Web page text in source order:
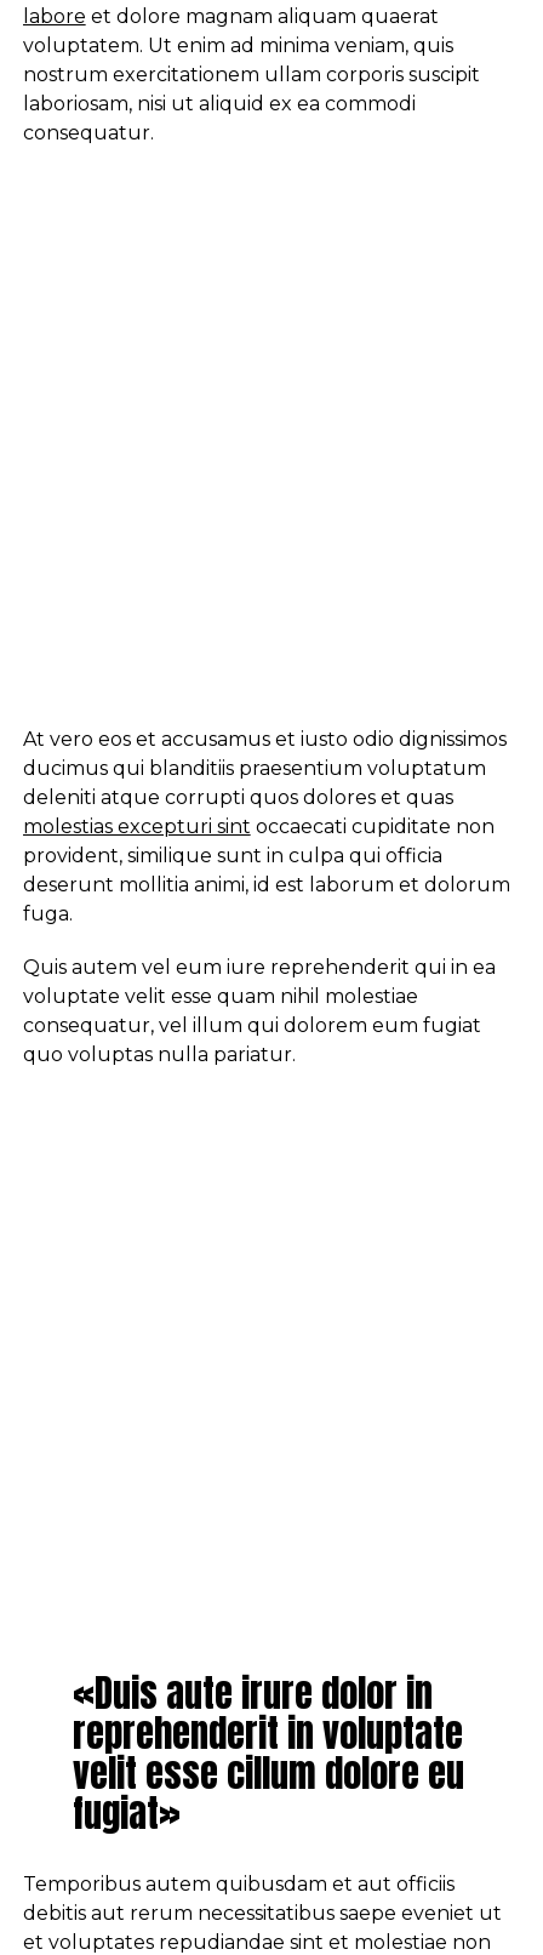
labore et dolore magnam aliquam quaerat
voluptatem. Ut enim ad minima veniam, quis
nostrum exercitationem ullam corporis suscipit
laboriosam, nisi ut aliquid ex ea commodi
consequatur.
At vero eos et accusamus et iusto odio dignissimos
ducimus qui blanditiis praesentium voluptatum
deleniti atque corrupti quos dolores et quas
molestias excepturi sint occaecati cupiditate non
provident, similique sunt in culpa qui officia
deserunt mollitia animi, id est laborum et dolorum
fuga.
Quis autem vel eum iure reprehenderit qui in ea
voluptate velit esse quam nihil molestiae
consequatur, vel illum qui dolorem eum fugiat
quo voluptas nulla pariatur.
«Duis aute irure dolor in
reprehenderit in voluptate
velit esse cillum dolore eu
fugiat»
Temporibus autem quibusdam et aut officiis
debitis aut rerum necessitatibus saepe eveniet ut
et voluptates repudiandae sint et molestiae non